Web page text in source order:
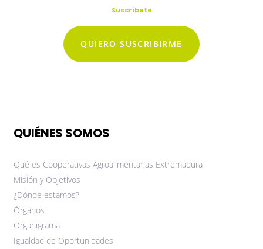
Suscríbete
QUIERO SUSCRIBIRME
QUIÉNES SOMOS
Qué es Cooperativas Agroalimentarias Extremadura
Misión y Objetivos
¿Dónde estamos?
Órganos
Organigrama
Igualdad de Oportunidades